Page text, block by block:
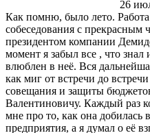
26
Как помню, было лето.
собеседования с прекрасным
президентом компании
момент я забыл все , что знал
влюблен в неё. Вся
как миг от встречи до
совещания и защиты
Валентиновичу. Каждый раз
мне про то, как она добилась
предприятия, а я думал о её